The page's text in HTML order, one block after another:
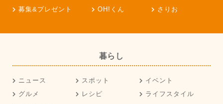
募集&プレゼント
OH!くん さりお
暮らし
ニュース スポット
イベント
グルメ
レシピ
ライフスタイル